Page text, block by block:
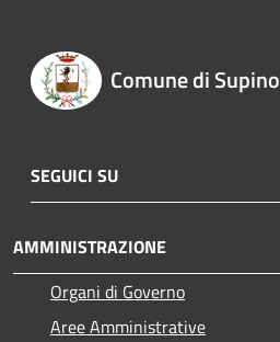
Comune di Supino
SEGUICI SU
AMMINISTRAZIONE
Organi di Governo
Aree Amministrative